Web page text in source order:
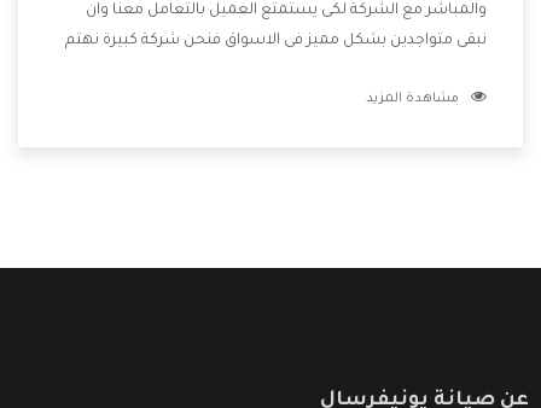
والمباشر مع الشركة لكى يستمتع العميل بالتعامل معنا وان
نبقى متواجدين بشكل مميز فى الاسواق فنحن شركة كبيرة نهتم
الشركة بها والتى تكون منها خدمة الصيانة التى تكون من أهم
مشاهدة المزيد
عن صيانة يونيفرسال